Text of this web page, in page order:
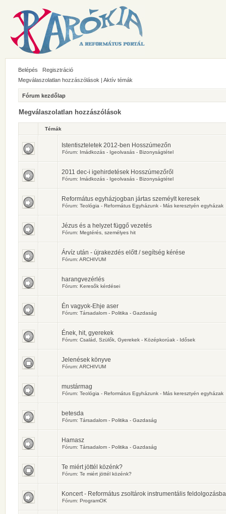
Belépés
Regisztráció
Megválaszolatlan hozzászólások | Aktív témák
Fórum kezdőlap
Megválaszolatlan hozzászólások
Témák
Istentiszteletek 2012-ben Hosszúmezőn
Fórum: Imádkozás - Igeolvasás - Bizonyságtétel
2011 dec-i igehirdetések Hosszúmezőről
Fórum: Imádkozás - Igeolvasás - Bizonyságtétel
Református egyházjogban jártas szeméylt keresek
Fórum: Teológia - Református Egyházunk - Más keresztyén egyházak
Jézus és a helyzet függő vezetés
Fórum: Megtérés, személyes hit
Árvíz után - újrakezdés előtt / segítség kérése
Fórum: ARCHIVUM
harangvezérlés
Fórum: Keresők kérdései
Én vagyok-Ehje aser
Fórum: Társadalom - Politika - Gazdaság
Ének, hit, gyerekek
Fórum: Család, Szülők, Gyerekek - Középkorúak - Idősek
Jelenések könyve
Fórum: ARCHIVUM
mustármag
Fórum: Teológia - Református Egyházunk - Más keresztyén egyházak
betesda
Fórum: Társadalom - Politika - Gazdaság
Hamasz
Fórum: Társadalom - Politika - Gazdaság
Te miért jöttél közénk?
Fórum: Te miért jöttél közénk?
Koncert - Református zsoltárok instrumentális
Fórum: ProgramOK